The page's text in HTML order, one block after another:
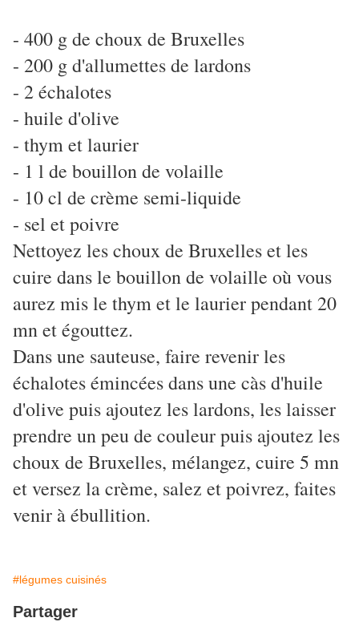
- 400 g de choux de Bruxelles
- 200 g d'allumettes de lardons
- 2 échalotes
- huile d'olive
- thym et laurier
- 1 l de bouillon de volaille
- 10 cl de crème semi-liquide
- sel et poivre
Nettoyez les choux de Bruxelles et les
cuire dans le bouillon de volaille où vous
aurez mis le thym et le laurier pendant 20
mn et égouttez.
Dans une sauteuse, faire revenir les
échalotes émincées dans une càs d'huile
d'olive puis ajoutez les lardons, les laisser
prendre un peu de couleur puis ajoutez les
choux de Bruxelles, mélangez, cuire 5 mn
et versez la crème, salez et poivrez, faites
venir à ébullition.
#légumes cuisinés
Partager